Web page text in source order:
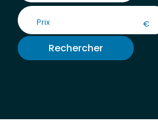
€
Rechercher